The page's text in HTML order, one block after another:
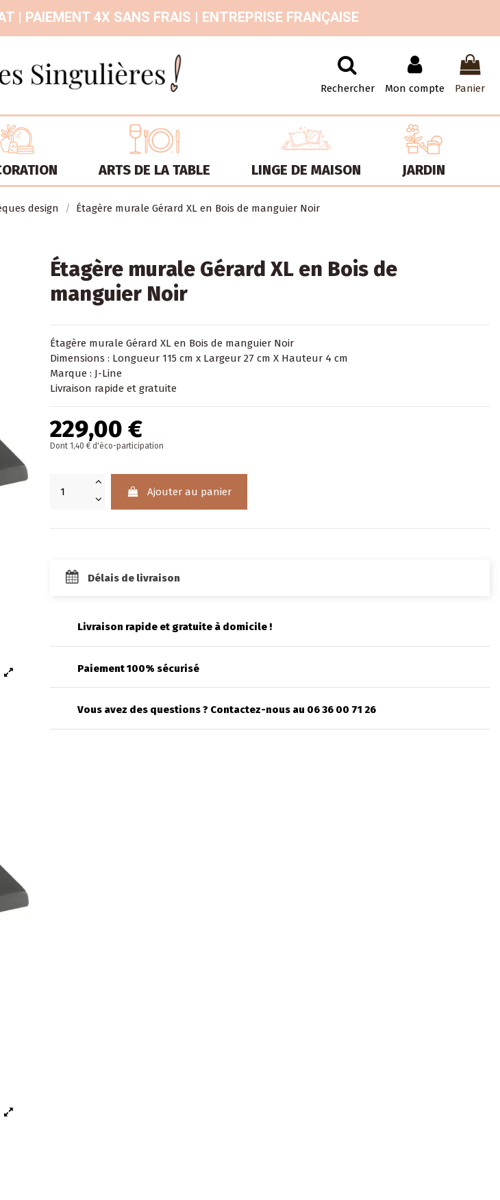
| PAIEMENT 4X SANS FRAIS | ENTREPRISE FRANÇAISE
Rechercher Mon compte Panier
ARTS DE LA TABLE LINGE DE MAISON JARDIN
design Étagère murale Gérard XL en Bois de manguier Noir
Étagère murale Gérard XL en Bois de
manguier Noir
Étagère murale Gérard XL en Bois de manguier Noir
Dimensions : Longueur 115 cm x Largeur 27 cm X Hauteur 4 cm
Marque : J-Line
Livraison rapide et gratuite
229,00 €
Dont 1,40 € d'éco-participation
Ajouter au panier
Délais de livraison
Livraison rapide et gratuite à domicile !
Paiement 100% sécurisé
Vous avez des questions ? Contactez-nous au 06 36 00 71 26